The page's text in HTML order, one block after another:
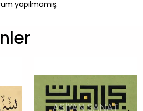
yapılmamış.